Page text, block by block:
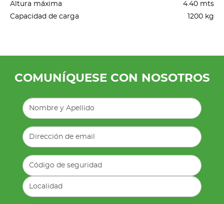
Altura máxima
4.40 mts
Capacidad de carga
1200 kg
COMUNÍQUESE CON NOSOTROS